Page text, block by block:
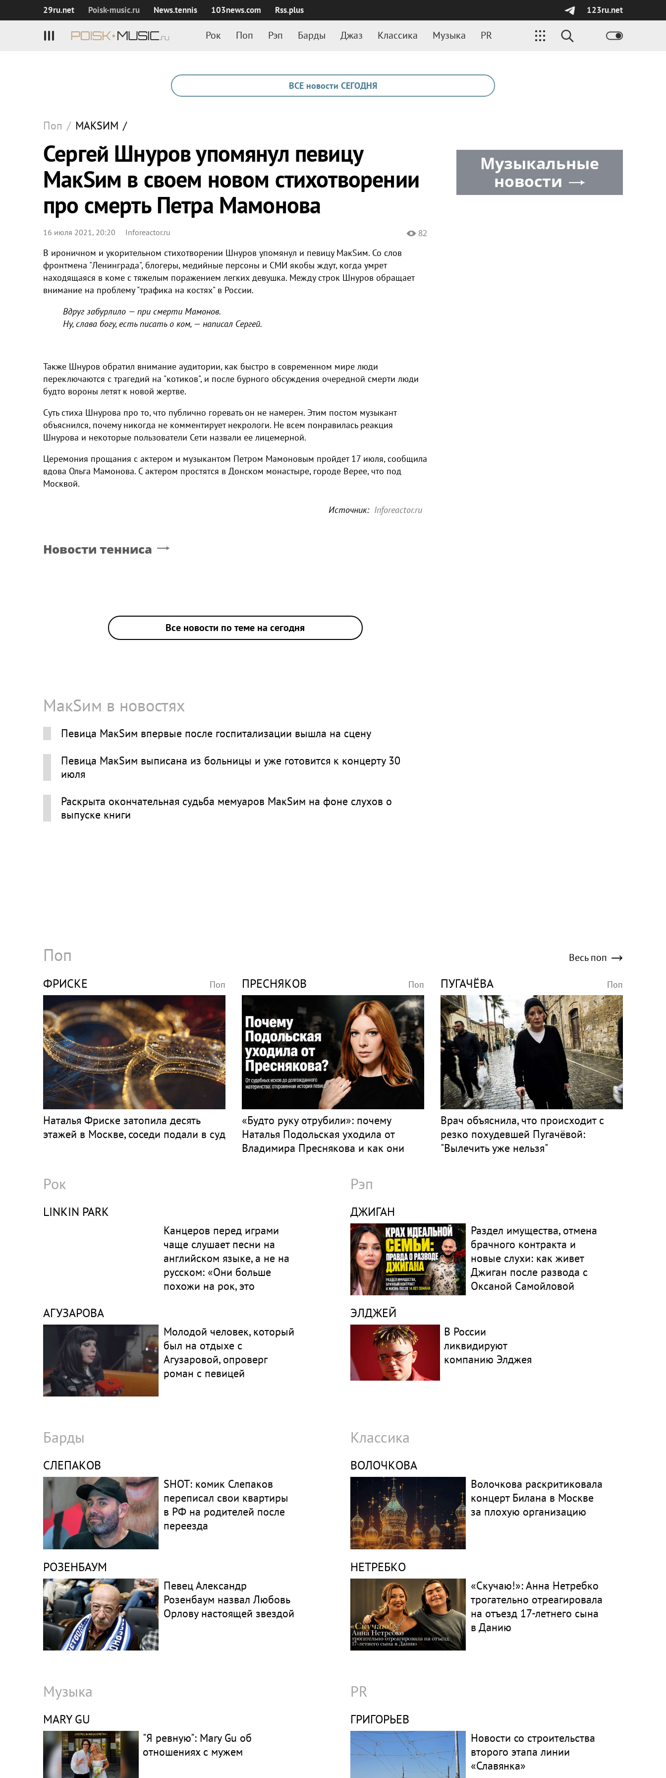
29ru.net Poisk‑music.ru News.tennis 103news.com Rss.plus 123ru.net
Рок Поп Рэп Барды Джаз Классика Музыка PR
ВСЕ новости СЕГОДНЯ
Поп / МАКSИМ /
Сергей Шнуров упомянул певицу
МакSим в своем новом стихотворении
про смерть Петра Мамонова
16 июля 2021, 20:20 Inforeactor.ru 82
В ироничном и укорительном стихотворении Шнуров упомянул и певицу МакSим. Со слов
фронтмена "Ленинграда", блогеры, медийные персоны и СМИ якобы ждут, когда умрет
находящаяся в коме с тяжелым поражением легких девушка. Между строк Шнуров обращает
внимание на проблему "трафика на костях" в России.
Вдруг забурлило — при смерти Мамонов.
Ну, слава богу, есть писать о ком, — написал Сергей.
Также Шнуров обратил внимание аудитории, как быстро в современном мире люди
переключаются с трагедий на "котиков", и после бурного обсуждения очередной смерти люди
будто вороны летят к новой жертве.
Суть стиха Шнурова про то, что публично горевать он не намерен. Этим постом музыкант
объяснился, почему никогда не комментирует некрологи. Не всем понравилась реакция
Шнурова и некоторые пользователи Сети назвали ее лицемерной.
Церемония прощания с актером и музыкантом Петром Мамоновым пройдет 17 июля, сообщила
вдова Ольга Мамонова. С актером простятся в Донском монастыре, городе Верее, что под
Москвой.
Источник: Inforeactor.ru
Новости тенниса
Все новости по теме на сегодня
МакSим в новостях
Певица МакSим впервые после госпитализации вышла на сцену
Певица МакSим выписана из больницы и уже готовится к концерту 30
июля
Раскрыта окончательная судьба мемуаров МакSим на фоне слухов о
выпуске книги
Музыкальные
новости
Поп Весь поп
ФРИСКЕ Поп
Наталья Фриске затопила десять
этажей в Москве, соседи подали в суд
ПРЕСНЯКОВ Поп
«Будто руку отрубили»: почему
Наталья Подольская уходила от
Владимира Преснякова и как они
ПУГАЧЁВА Поп
Врач объяснила, что происходит с
резко похудевшей Пугачёвой:
"Вылечить уже нельзя"
Рок
LINKIN PARK
Канцеров перед играми
чаще слушает песни на
английском языке, а не на
русском: «Они больше
похожи на рок, это
АГУЗАРОВА
Молодой человек, который
был на отдыхе с
Агузаровой, опроверг
роман с певицей
Рэп
ДЖИГАН
Раздел имущества, отмена
брачного контракта и
новые слухи: как живет
Джиган после развода с
Оксаной Самойловой
ЭЛДЖЕЙ
В России
ликвидируют
компанию Элджея
Барды
СЛЕПАКОВ
SHOT: комик Слепаков
переписал свои квартиры
в РФ на родителей после
переезда
РОЗЕНБАУМ
Певец Александр
Розенбаум назвал Любовь
Орлову настоящей звездой
Классика
ВОЛОЧКОВА
Волочкова раскритиковала
концерт Билана в Москве
за плохую организацию
НЕТРЕБКО
«Скучаю!»: Анна Нетребко
трогательно отреагировала
на отъезд 17-летнего сына
в Данию
Музыка
MARY GU
"Я ревную": Mary Gu об
отношениях с мужем
PR
ГРИГОРЬЕВ
Новости со строительства
второго этапа линии
«Славянка»